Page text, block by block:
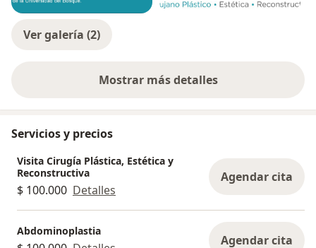
Ver galería (2)
Mostrar más detalles
sobre la experiencia
Servicios y precios
Visita Cirugía Plástica, Estética y
Reconstructiva
$ 100.000 Detalles
Agendar cita
Abdominoplastia
Agendar cita